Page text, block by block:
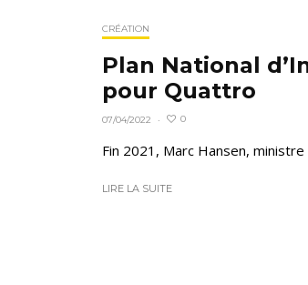
CRÉATION
Plan National
pour Quattro
07/04/2022 · 0
Fin 2021, Marc Hansen,
LIRE LA SUITE